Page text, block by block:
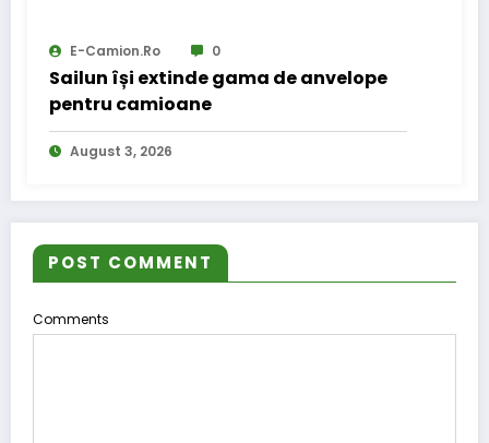
E-Camion.ro 0
Sailun își extinde gama de anvelope
pentru camioane
August 3, 2026
POST COMMENT
Comments